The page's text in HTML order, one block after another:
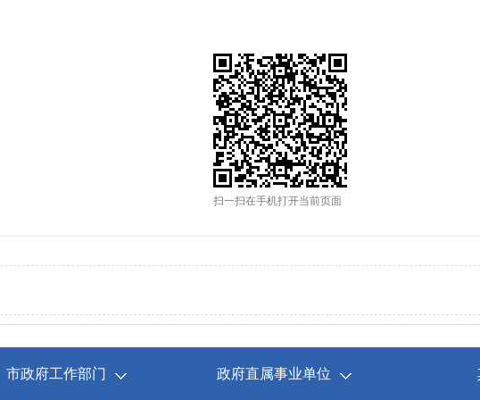
扫一扫在手机打开当前页面
市政府工作部门 政府直属事业单位